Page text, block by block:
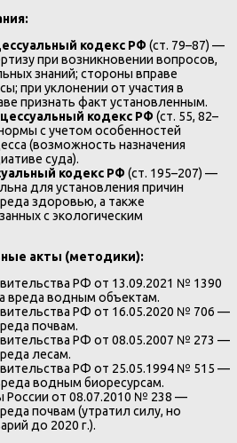
кодекс РФ (ст. 79–87) —
при возникновении вопросов,
знаний; стороны вправе
при уклонении от участия в
признать факт установленным.
кодекс РФ (ст. 55, 82–
с учетом особенностей
(возможность назначения
суда).
кодекс РФ (ст. 195–207) —
для установления причин
здоровью, а также
с экологическим
акты (методики):
РФ от 13.09.2021 № 1390
вреда водным объектам.
РФ от 16.05.2020 № 706 —
почвам.
РФ от 08.05.2007 № 273 —
лесам.
РФ от 25.05.1994 № 515 —
водным биоресурсам.
России от 08.07.2010 № 238 —
почвам (утратил силу, но
до 2020 г.).